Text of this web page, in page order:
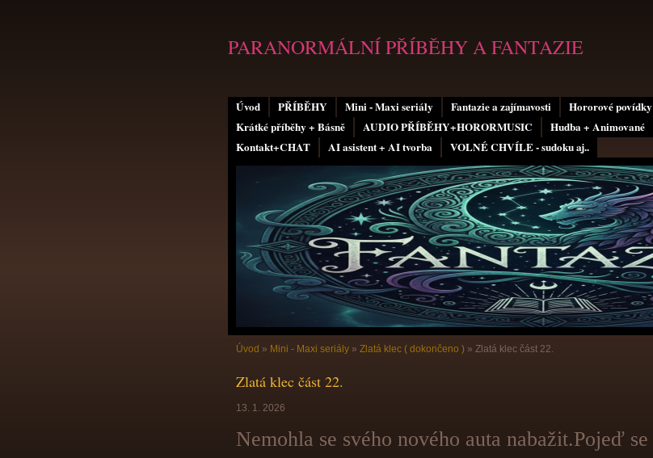
Úvod PŘÍBĚHY Mini - Maxi seriály Fantazie a zajímavosti Hororové povídky
Krátké příběhy + Básně
AUDIO PŘÍBĚHY+HORORMUSIC Hudba + Animované
Kontakt+CHAT
AI asistent + AI tvorba VOLNÉ CHVÍLE - sudoku aj..
PARANORMÁLNÍ PŘÍBĚHY A FANTAZIE
Úvod » Mini - Maxi seriály » Zlatá klec ( dokončeno ) » Zlatá klec část 22.
Zlatá klec část 22.
13. 1. 2026
Nemohla se svého nového auta nabažit.Pojeď se